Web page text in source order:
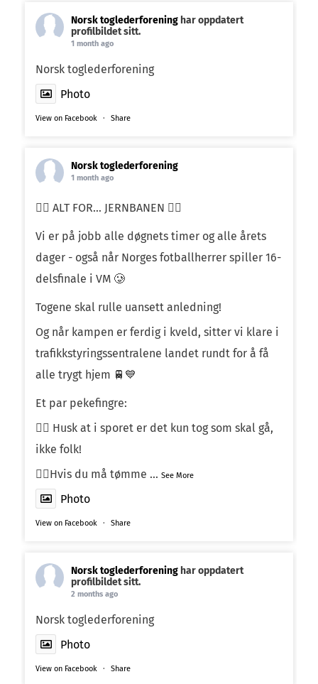
Norsk toglederforening har oppdatert
profilbildet sitt.
1 month ago
Norsk toglederforening
Photo
View on Facebook · Share
Norsk toglederforening
1 month ago
❤️‍🔥 ALT FOR… JERNBANEN ❤️‍🔥
Vi er på jobb alle døgnets timer og alle årets
dager - også når Norges fotballherrer spiller 16-
delsfinale i VM 🥲
Togene skal rulle uansett anledning!
Og når kampen er ferdig i kveld, sitter vi klare i
trafikkstyringssentralene landet rundt for å få
alle trygt hjem 🚆💙
Et par pekefingre:
☝🏼 Husk at i sporet er det kun tog som skal gå,
ikke folk!
☝🏼Hvis du må tømme ... See More
Photo
View on Facebook · Share
Norsk toglederforening har oppdatert
profilbildet sitt.
2 months ago
Norsk toglederforening
Photo
View on Facebook · Share